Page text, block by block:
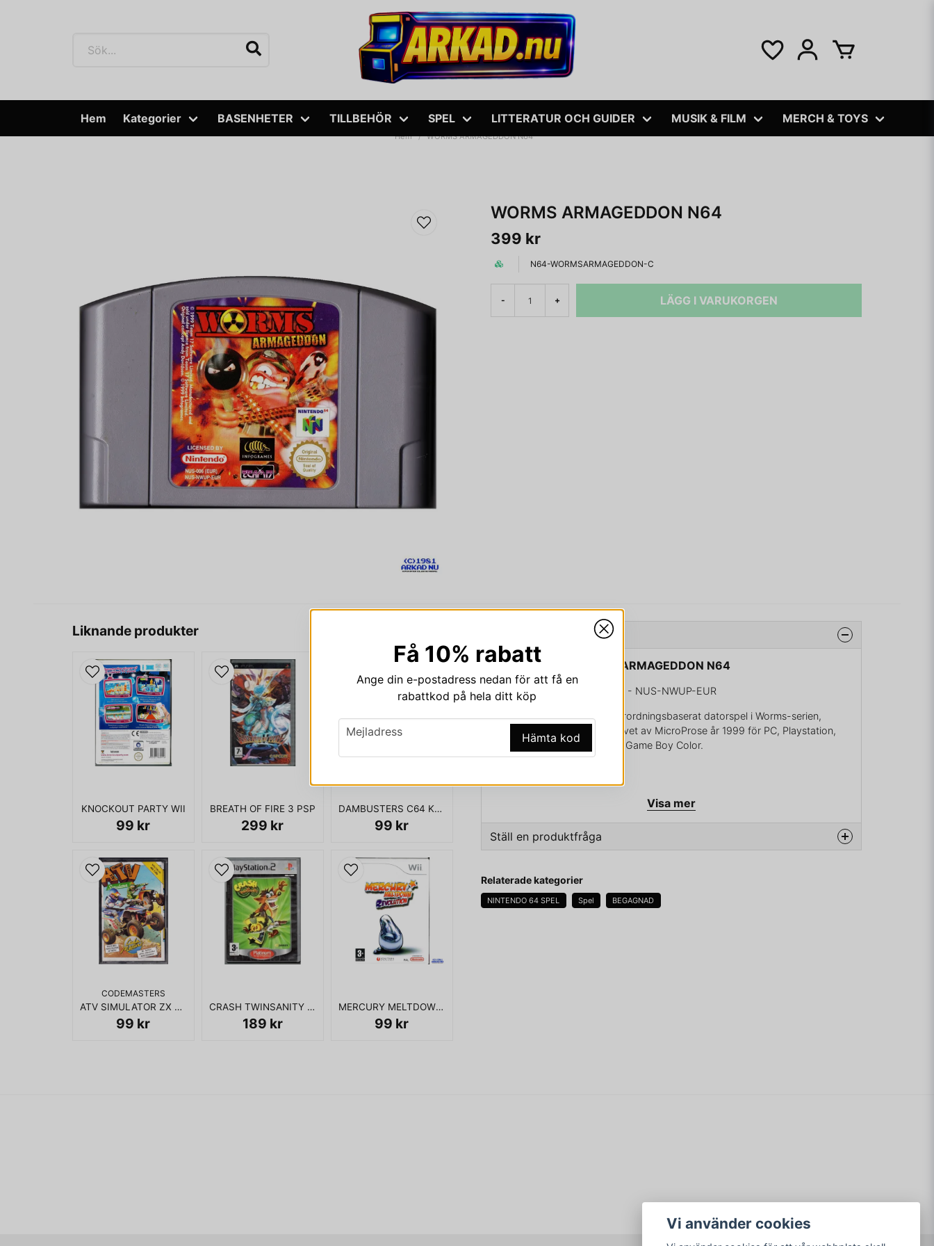
Hem Kategorier BASENHETER TILLBEHÖR SPEL LITTERATUR OCH GUIDER MUSIK & FILM MERCH & TOYS
Hem WORMS ARMAGEDDON N64
WORMS ARMAGEDDON N64
399 kr
N64-WORMSARMAGEDDON-C
- + LÄGG I VARUKORGEN
Liknande produkter
KNOCKOUT PARTY WII
99 kr
BREATH OF FIRE 3 PSP
299 kr
DAMBUSTERS C64 KASSETT
99 kr
CODEMASTERS
ATV SIMULATOR ZX SPECTRUM
99 kr
CRASH TWINSANITY PS2
189 kr
MERCURY MELTDOWN REVOLUTION WII
99 kr
Beskrivning av WORMS ARMAGEDDON N64
WORMS ARMAGEDDON N64 - NUS-NWUP-EUR
Worms Armageddon är ett turordningsbaserat datorspel i Worms-serien,
utvecklat av Team17 och utgivet av MicroProse år 1999 för PC, Playstation,
Nintendo 64, Dreamcast och Game Boy Color.
Visa mer
Ställ en produktfråga
Fråga oss något om denna produkten...
Relaterade kategorier
NINTENDO 64 SPEL Spel BEGAGNAD
Få 10% rabatt
Ange din e-postadress nedan för att få en
rabattkod på hela ditt köp
email
Mejladress Hämta kod
Vi använder cookies